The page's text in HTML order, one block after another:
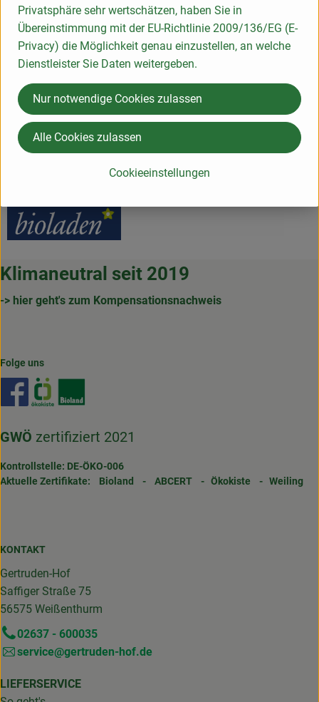
Produktdatenblatt
Herkunft
Hersteller: bioladen
Klimaneutral seit 2019
-> hier geht's zum Kompensationsnachweis
Folge uns
Externer Link zu https://www.facebook.com/
GWÖ zertifiziert 2021
Kontrollstelle: DE-ÖKO-006
Aktuelle Zertifikate: Bioland - ABCERT - Ökokiste - Weiling
KONTAKT
Gertruden-Hof
Saffiger Straße 75
56575 Weißenthurm
02637 - 600035
service@gertruden-hof.de
LIEFERSERVICE
Privatsphäre sehr wertschätzen, haben Sie in
Übereinstimmung mit der EU-Richtlinie 2009/136/EG (E-
Privacy) die Möglichkeit genau einzustellen, an welche
Dienstleister Sie Daten weitergeben.
Cookieeinstellungen
Nur notwendige Cookies zulassen
Alle Cookies zulassen